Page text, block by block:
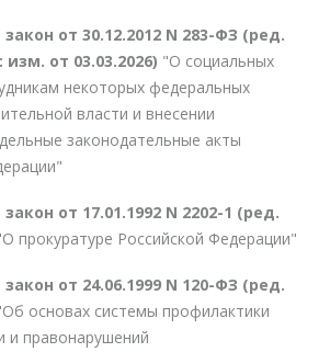
от 30.12.2012 N 283-ФЗ (ред.
изм. от 03.03.2026) "О социальных
некоторых федеральных
власти и внесении
законодательные акты
от 17.01.1992 N 2202-1 (ред.
прокуратуре Российской Федерации"
от 24.06.1999 N 120-ФЗ (ред.
основах системы профилактики
и правонарушений